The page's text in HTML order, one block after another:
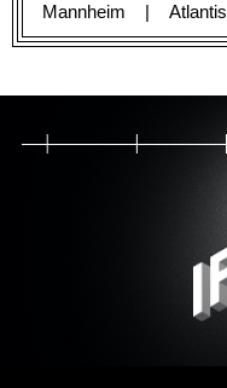
Mannheim
Atlantis